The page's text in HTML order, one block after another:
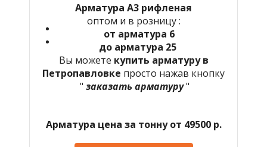
Арматура А3 рифленая
оптом и в розницу :
от арматура 6
до арматура 25
Вы можете купить арматуру в
Петропавловке просто нажав кнопку
" заказать арматуру"
Арматура цена за тонну от 49500 р.